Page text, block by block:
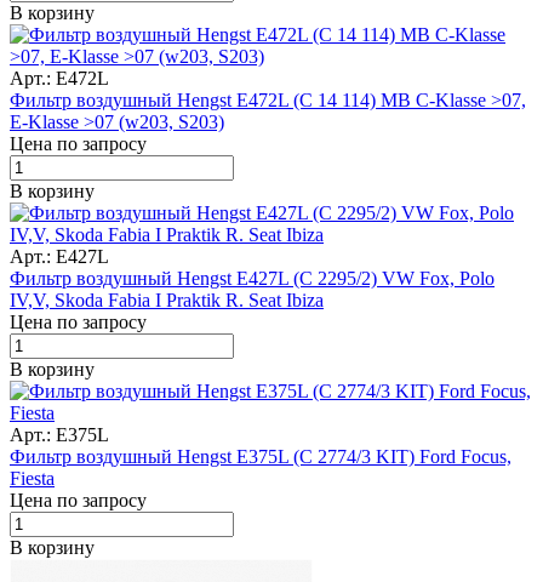
В корзину
Арт.: E472L
Фильтр воздушный Hengst E472L (C 14 114) MB C-Klasse >07,
E-Klasse >07 (w203, S203)
Цена по запросу
В корзину
Арт.: E427L
Фильтр воздушный Hengst E427L (C 2295/2) VW Fox, Polo
IV,V, Skoda Fabia I Praktik R. Seat Ibiza
Цена по запросу
В корзину
Арт.: E375L
Фильтр воздушный Hengst E375L (C 2774/3 KIT) Ford Focus,
Fiesta
Цена по запросу
В корзину